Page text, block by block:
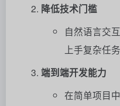
降低技术门槛
自然语言交
上手复杂任务
端到端开发能力
在简单项目